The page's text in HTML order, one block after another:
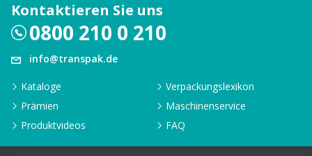
Kontaktieren Sie uns
0800 210 0 210
info@transpak.de
Kataloge
Verpackungslexikon
Prämien
Maschinenservice
Produktvideos
FAQ